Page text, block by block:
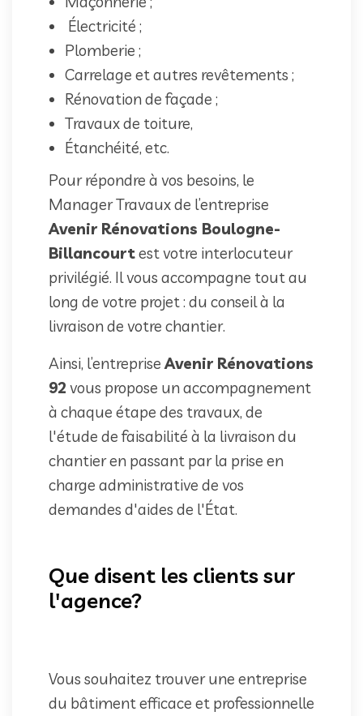
Électricité ;
Plomberie ;
Carrelage et autres revêtements ;
Rénovation de façade ;
Travaux de toiture,
Étanchéité, etc.
Pour répondre à vos besoins, le
Manager Travaux de l’entreprise
Avenir Rénovations Boulogne-
Billancourtest votre interlocuteur
privilégié. Il vous accompagne tout au
long de votre projet : du conseil à la
livraison de votre chantier.
Ainsi, l’entreprise Avenir Rénovations
92 vous propose un accompagnement
à chaque étape des travaux, de
l'étude de faisabilité à la livraison du
chantier en passant par la prise en
charge administrative de vos
demandes d'aides de l'État.
Que disent les clients sur
l'agence?
Vous souhaitez trouver une entreprise
du bâtiment efficace et professionnelle